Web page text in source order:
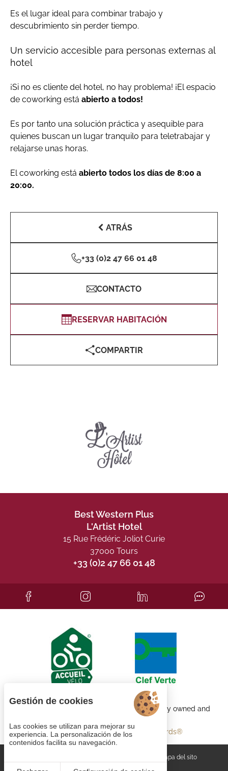
Es el lugar ideal para combinar trabajo y
descubrimiento sin perder tiempo.
Un servicio accesible para personas externas al
hotel
¡Si no es cliente del hotel, no hay problema! ¡El espacio
de coworking está abierto a todos!
Es por tanto una solución práctica y asequible para
quienes buscan un lugar tranquilo para teletrabajar y
relajarse unas horas.
El coworking está abierto todos los días de 8:00 a
20:00.
ATRÁS
+33 (0)2 47 66 01 48
CONTACTO
RESERVAR HABITACIÓN
COMPARTIR
Best Western Plus
L'Artist Hotel
15 Rue Frédéric Joliot Curie
37000 Tours
+33 (0)2 47 66 01 48
Each BWH℠ Hotels property is independently owned and
bestwestern.fr-Best Western Rewards®
Mapa del sito
© 2023
Juliana Web créateur
Gestión de cookies
Las cookies se utilizan para mejorar su
experiencia. La personalización de los
contenidos facilita su navegación.